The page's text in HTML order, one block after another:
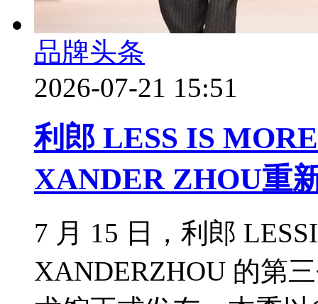
品牌头条
2026-07-21 15:51
利郎 LESS IS
XANDER ZHOU重
7 月 15 日，利郎
XANDERZHOU 的第